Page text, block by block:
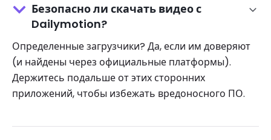
Безопасно ли скачать видео с
Dailymotion?
Определенные загрузчики? Да, если им доверяют
(и найдены через официальные платформы).
Держитесь подальше от этих сторонних
приложений, чтобы избежать вредоносного ПО.